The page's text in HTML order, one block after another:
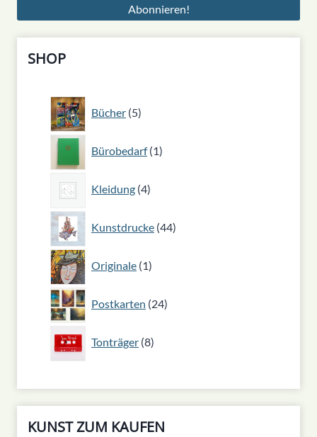
SHOP
Bücher 5
5
Produkte
Bürobedarf 1
1
Produkt
Kleidung 4
4
Produkte
Kunstdrucke 44
44
Produkte
Originale 1
1
Produkt
Postkarten 24
24
Produkte
Tonträger 8
8
Produkte
KUNST ZUM KAUFEN